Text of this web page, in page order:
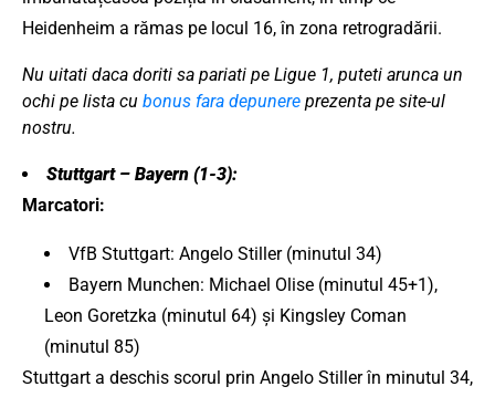
Heidenheim a rămas pe locul 16, în zona retrogradării.
Nu uitati daca doriti sa pariati pe Ligue 1, puteti arunca un
ochi pe lista cu bonus fara depunere prezenta pe site-ul
nostru.
Stuttgart – Bayern (1-3):
Marcatori:
VfB Stuttgart: Angelo Stiller (minutul 34)
Bayern Munchen: Michael Olise (minutul 45+1),
Leon Goretzka (minutul 64) și Kingsley Coman
(minutul 85)
Stuttgart a deschis scorul prin Angelo Stiller în minutul 34,